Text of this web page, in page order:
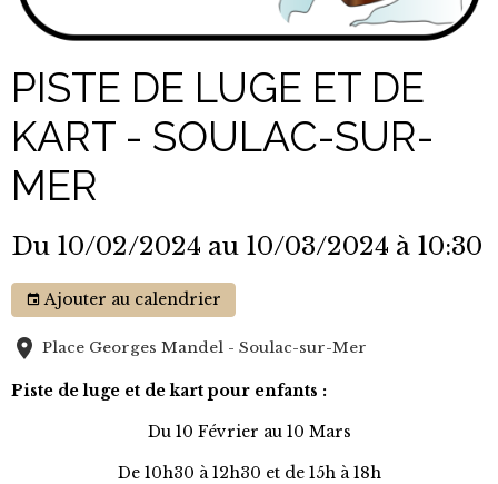
PISTE DE LUGE ET DE
KART - SOULAC-SUR-
MER
Du 10/02/2024 au 10/03/2024 à 10:30
Ajouter au calendrier
Place Georges Mandel - Soulac-sur-Mer
Piste de luge et de kart pour enfants :
Du 10 Février au 10 Mars
De 10h30 à 12h30 et de 15h à 18h